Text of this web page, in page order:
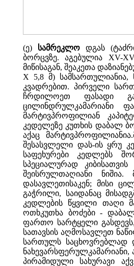
(ე) სამრეკლოდგას
ბორცვზე. აგებულია XV-
მიწისაგან, შეაკეთა
X 5,8 მ)
კვადრებით. პირველი
ჩრდილოეთ ფასადი
ცილინდრულკამარიანი
მარტივპროფილიან
კედელეზე კუთხის დაბალ
აქაც
შესასვლელი დას-ის ყრუ
საფეხურები კედლებს
სპეციალურად
შეისრულთაღიანი
დასავლეთისაკენ; მისი
გაჭრილი, საიდანაც
კედლების წყვილი თაღი
ოთხკუთხა ბოძები -
ფართო სარტყელი
სათავსის აღმოსავლეთ
სართულს საცხოვრებლად
პირამიდული სახურავი